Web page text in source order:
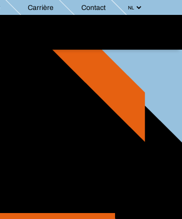
Carrière Contact